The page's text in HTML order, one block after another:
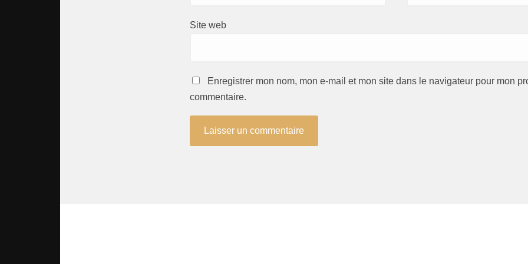
Site web
Enregistrer mon nom, mon e-mail et mon site dans le navigateur pour mon
commentaire.